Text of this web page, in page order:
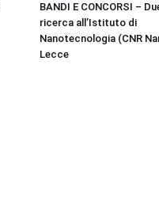
BANDI E CONCORSI –
ricerca all’Istituto di
Nanotecnologia (CNR
Lecce